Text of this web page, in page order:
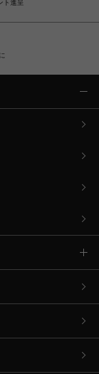
ト進呈